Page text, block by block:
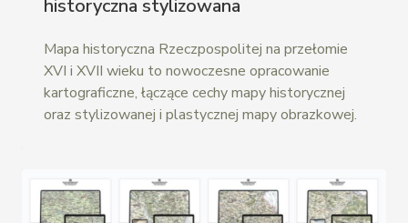
historyczna stylizowana
Mapa historyczna Rzeczpospolitej na przełomie
XVI i XVII wieku to nowoczesne opracowanie
kartograficzne, łączące cechy mapy historycznej
oraz stylizowanej i plastycznej mapy obrazkowej.